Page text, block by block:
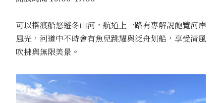
可以搭渡船悠遊冬山河，航道上一路有專解說飽覽河岸
風光，河道中不時會有魚兒跳耀與泛舟划船，享受清風
吹拂與無限美景。